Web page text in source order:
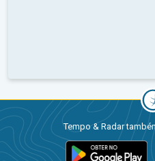
Tempo & Radar